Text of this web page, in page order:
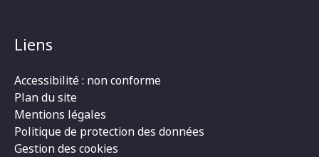
Liens
Accessibilité : non conforme
Plan du site
Mentions légales
Politique de protection des données
Gestion des cookies